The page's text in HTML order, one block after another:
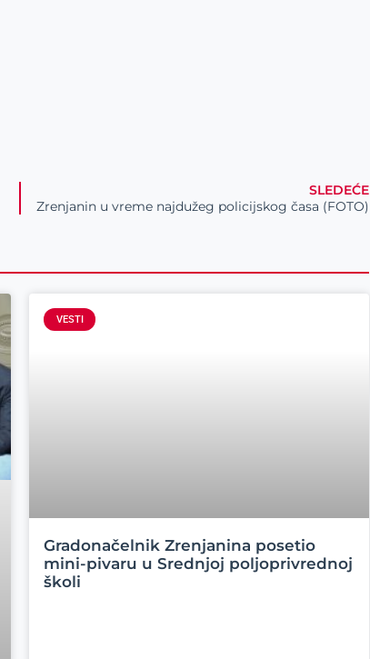
SLEDEĆE
Zrenjanin u vreme najdužeg policijskog časa (FOTO)
VESTI
Gradonačelnik Zrenjanina posetio
mini-pivaru u Srednjoj poljoprivrednoj
školi